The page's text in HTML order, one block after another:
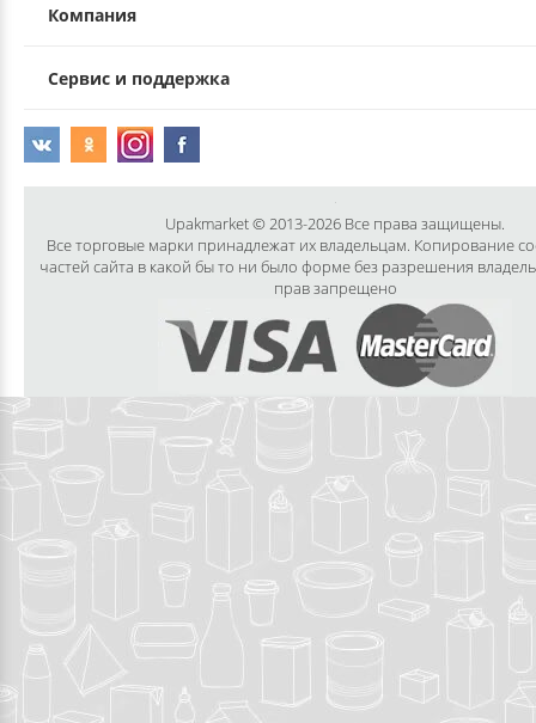
Компания
Сервис и поддержка
Upakmarket © 2013-2026 Все права защищены.
Все торговые марки принадлежат их владельцам. Копирование
частей сайта в какой бы то ни было форме без разрешения
прав запрещено